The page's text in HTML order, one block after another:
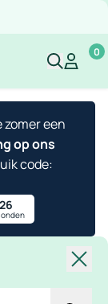
MijnMijn
0
zomer een
op ons
code:
26